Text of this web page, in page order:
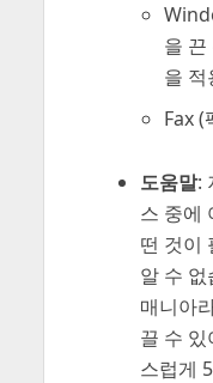
을 끈
을 적
Fax (
도움말:
스 중에
떤 것이
알 수
매니아
끌 수
스럽게